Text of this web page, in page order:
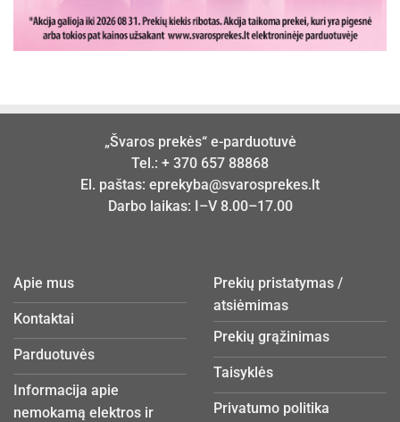
„Švaros prekės“ e-parduotuvė
Tel.: + 370 657 88868
El. paštas: eprekyba@svarosprekes.lt
Darbo laikas: I–V 8.00–17.00
Apie mus
Kontaktai
Parduotuvės
Informacija apie
nemokamą elektros ir
Prekių pristatymas /
atsiėmimas
Prekių grąžinimas
Taisyklės
Privatumo politika